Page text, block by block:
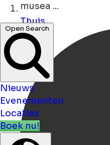
concerten ...
Open Search
Nieuws
Evenementen
Locaties
Boek nu!
Thuis